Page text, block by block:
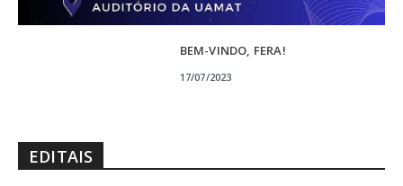
BEM-VINDO, FERA!
17/07/2023
EDITAIS